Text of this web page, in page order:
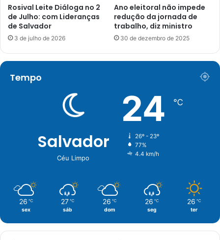
Rosival Leite Diáloga no 2
de Julho: com Lideranças
de Salvador
3 de julho de 2026
Ano eleitoral não impede
redução da jornada de
trabalho, diz ministro
30 de dezembro de 2025
Tempo
Salvador
Céu Limpo
24 ℃
26º - 23º
77%
4.4 km/h
26 ℃
sex
27 ℃
sáb
26 ℃
dom
26 ℃
seg
26 ℃
ter